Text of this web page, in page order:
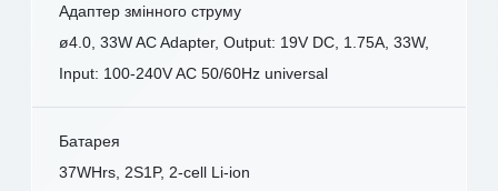
Адаптер змінного струму
ø4.0, 33W AC Adapter, Output: 19V DC, 1.75A, 33W,
Input: 100-240V AC 50/60Hz universal
Батарея
37WHrs, 2S1P, 2-cell Li-ion